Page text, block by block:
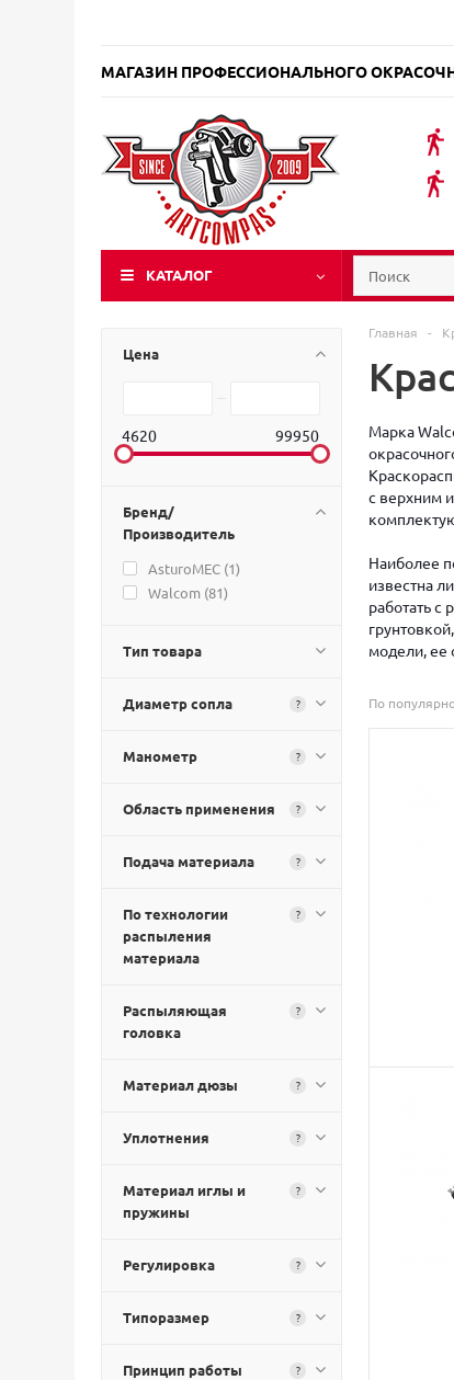
МАГАЗИН ПРОФЕССИОНАЛЬНОГО
КАТАЛОГ
Цена
4620 99950
Бренд/
Производитель
AsturoMEC (1)
Walcom (81)
Тип товара
Диаметр сопла ?
Манометр ?
Область применения ?
Подача материала ?
По технологии
распыления
материала
?
Распыляющая
головка
?
Материал дюзы ?
Уплотнения ?
Материал иглы и
пружины
?
Регулировка ?
Типоразмер ?
Принцип работы ?
Главная -
Марка
с верхним
Наиболее
известна
работать с
модели, ее
По